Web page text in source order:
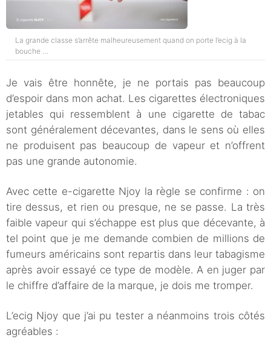
La grande classe s’arrête malheureusement quand on porte l’ecig à la
bouche …
Je vais être honnête, je ne portais pas beaucoup
d’espoir dans mon achat. Les cigarettes électroniques
jetables qui ressemblent à une cigarette de tabac
sont généralement décevantes, dans le sens où elles
ne produisent pas beaucoup de vapeur et n’offrent
pas une grande autonomie.
Avec cette e-cigarette Njoy la règle se confirme : on
tire dessus, et rien ou presque, ne se passe. La très
faible vapeur qui s’échappe est plus que décevante, à
tel point que je me demande combien de millions de
fumeurs américains sont repartis dans leur tabagisme
après avoir essayé ce type de modèle. A en juger par
le chiffre d’affaire de la marque, je dois me tromper.
L’ecig Njoy que j’ai pu tester a néanmoins trois côtés
agréables :